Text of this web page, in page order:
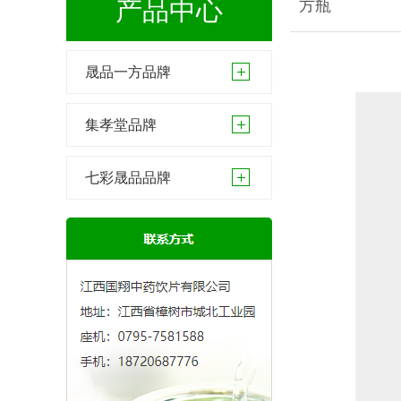
产品中心
晟品一方品牌
集孝堂品牌
七彩晟品品牌
方瓶